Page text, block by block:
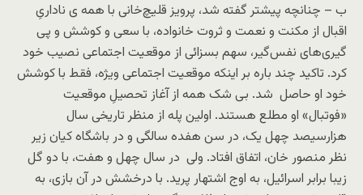
ب – چنانچه پیشتر گفته شد، پرویز قلیچ‌خانی با همه ی ناداریِ
اقبال از مکنت و نعمت و ثروت خانواده، با سعی و کوشش و پی
گیری‌های نفس‌گیر، سهم بسزائی از موقعیت اجتماعی نصیب خود
کرد. تاکید چند باره بر اینکه موقعیت اجتماعی ویژه، فقط با کوشش
خود او حاصل شد. بی شک همه از آغاز تحصیلِ موقعیت
«فوتبال» او مطلع هستند. اولین پله از منظر تاریخی سال
هزارسیصد چهل یک، در سن هفده سالگی و در باشگاه کیان زیر
نظر منصور خان، اتفاق افتاد. ولی در سال چهل و هفت، با دو گل
زیبا برابر اسرائیل، به اوج اشتهار پرید. با درخشش در آن بازی، به